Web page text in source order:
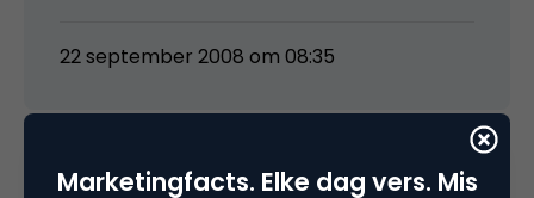
22 september 2008 om 08:35
Marketingfacts. Elke dag vers. Mis